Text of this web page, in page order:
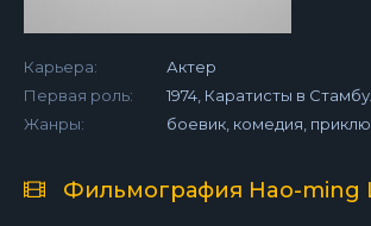
Карьера:
Актер
Первая роль:
1974, Каратисты в
Жанры:
боевик, комедия,
Фильмография Hao-ming